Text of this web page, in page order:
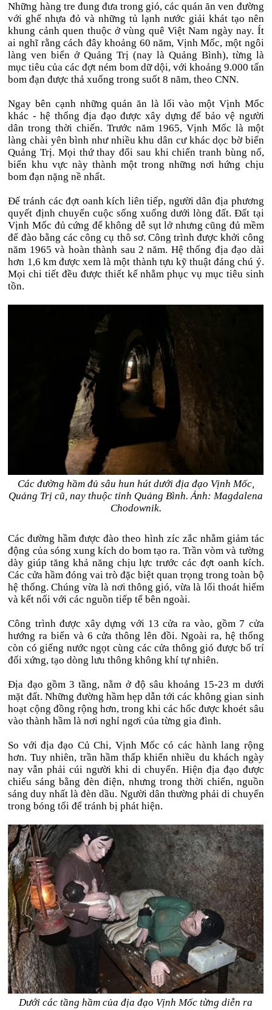
Những hàng tre đung đưa trong gió, các quán ăn ven đường
với ghế nhựa đỏ và những tủ lạnh nước giải khát tạo nên
khung cảnh quen thuộc ở vùng quê Việt Nam ngày nay. Ít
ai nghĩ rằng cách đây khoảng 60 năm, Vịnh Mốc, một ngôi
làng ven biển ở Quảng Trị (nay là Quảng Bình), từng là
mục tiêu của các đợt ném bom dữ dội, với khoảng 9.000 tấn
bom đạn được thả xuống trong suốt 8 năm, theoCNN.
Ngay bên cạnh những quán ăn là lối vào một Vịnh Mốc
khác - hệ thống địa đạo được xây dựng để bảo vệ người
dân trong thời chiến. Trước năm 1965, Vịnh Mốc là một
làng chài yên bình như nhiều khu dân cư khác dọc bờ biển
Quảng Trị. Mọi thứ thay đổi sau khi chiến tranh bùng nổ,
biến khu vực này thành một trong những nơi hứng chịu
bom đạn nặng nề nhất.
Để tránh các đợt oanh kích liên tiếp, người dân địa phương
quyết định chuyển cuộc sống xuống dưới lòng đất. Đất tại
Vịnh Mốc đủ cứng để không dễ sụt lở nhưng cũng đủ mềm
để đào bằng các công cụ thô sơ. Công trình được khởi công
năm 1965 và hoàn thành sau 2 năm. Hệ thống địa đạo dài
hơn 1,6 km được xem là một thành tựu kỹ thuật đáng chú ý.
Mọi chi tiết đều được thiết kế nhằm phục vụ mục tiêu sinh
tồn.
Các đường hầm đủ sâu hun hút dưới địa đạo Vịnh Mốc,
Quảng Trị cũ, nay thuộc tỉnh Quảng Bình. Ảnh: Magdalena
Chodownik.
Các đường hầm được đào theo hình zíc zắc nhằm giảm tác
động của sóng xung kích do bom tạo ra. Trần vòm và tường
dày giúp tăng khả năng chịu lực trước các đợt oanh kích.
Các cửa hầm đóng vai trò đặc biệt quan trọng trong toàn bộ
hệ thống. Chúng vừa là nơi thông gió, vừa là lối thoát hiểm
và kết nối với các nguồn tiếp tế bên ngoài.
Công trình được xây dựng với 13 cửa ra vào, gồm 7 cửa
hướng ra biển và 6 cửa thông lên đồi. Ngoài ra, hệ thống
còn có giếng nước ngọt cùng các cửa thông gió được bố trí
đối xứng, tạo dòng lưu thông không khí tự nhiên.
Địa đạo gồm 3 tầng, nằm ở độ sâu khoảng 15-23 m dưới
mặt đất. Những đường hầm hẹp dẫn tới các không gian sinh
hoạt cộng đồng rộng hơn, trong khi các hốc được khoét sâu
vào thành hầm là nơi nghỉ ngơi của từng gia đình.
So với địa đạo Củ Chi, Vịnh Mốc có các hành lang rộng
hơn. Tuy nhiên, trần hầm thấp khiến nhiều du khách ngày
nay vẫn phải cúi người khi di chuyển. Hiện địa đạo được
chiếu sáng bằng đèn điện, nhưng trong thời chiến, nguồn
sáng duy nhất là đèn dầu. Người dân thường phải di chuyển
trong bóng tối để tránh bị phát hiện.
Dưới các tầng hầm của địa đạo Vịnh Mốc từng diễn ra